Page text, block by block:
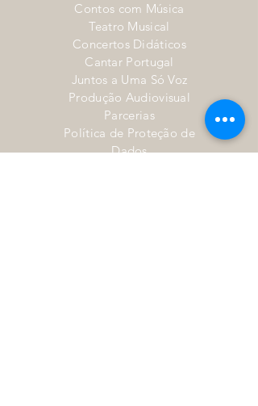
Contos com Música
Teatro Musical
Concertos Didáticos
Cantar Portugal
Juntos a Uma Só Voz
Produção Audiovisual
Parcerias
Política de Proteção de
Dados